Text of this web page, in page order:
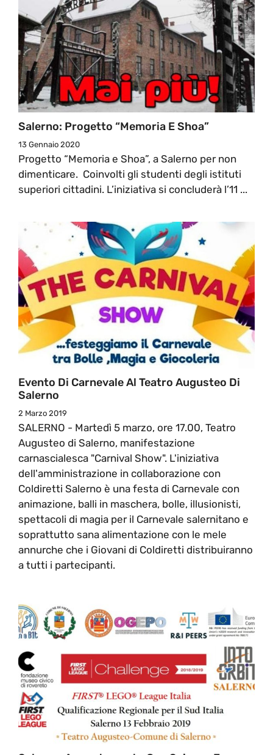
Salerno: Progetto “Memoria E Shoa”
13 Gennaio 2020
Progetto “Memoria e Shoa”, a Salerno per non
dimenticare. Coinvolti gli studenti degli istituti
superiori cittadini. L’iniziativa si concluderà l’11 ...
Evento Di Carnevale Al Teatro Augusteo Di
Salerno
2 Marzo 2019
SALERNO - Martedì 5 marzo, ore 17.00, Teatro
Augusteo di Salerno, manifestazione
carnascialesca "Carnival Show". L'iniziativa
dell'amministrazione in collaborazione con
Coldiretti Salerno è una festa di Carnevale con
animazione, balli in maschera, bolle, illusionisti,
spettacoli di magia per il Carnevale salernitano e
soprattutto sana alimentazione con le mele
annurche che i Giovani di Coldiretti distribuiranno
a tutti i partecipanti.